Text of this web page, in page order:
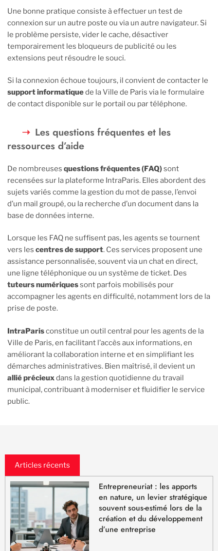
Une bonne pratique consiste à effectuer un test de
connexion sur un autre poste ou via un autre navigateur. Si
le problème persiste, vider le cache, désactiver
temporairement les bloqueurs de publicité ou les
extensions peut résoudre le souci.
Si la connexion échoue toujours, il convient de contacter le
support informatiquede la Ville de Paris via le formulaire
de contact disponible sur le portail ou par téléphone.
Les questions fréquentes et les
ressources d’aide
De nombreuses questions fréquentes (FAQ)sont
recensées sur la plateforme IntraParis. Elles abordent des
sujets variés comme la gestion du mot de passe, l’envoi
d’un mail groupé, ou la recherche d’un document dans la
base de données interne.
Lorsque les FAQ ne suffisent pas, les agents se tournent
vers les centres de support. Ces services proposent une
assistance personnalisée, souvent via un chat en direct,
une ligne téléphonique ou un système de ticket. Des
tuteurs numériquessont parfois mobilisés pour
accompagner les agents en difficulté, notamment lors de la
prise de poste.
IntraParisconstitue un outil central pour les agents de la
Ville de Paris, en facilitant l’accès aux informations, en
améliorant la collaboration interne et en simplifiant les
démarches administratives. Bien maîtrisé, il devient un
allié précieuxdans la gestion quotidienne du travail
municipal, contribuant à moderniser et fluidifier le service
public.
Articles récents
Entrepreneuriat : les apports
en nature, un levier stratégique
souvent sous-estimé lors de la
création et du développement
d’une entreprise